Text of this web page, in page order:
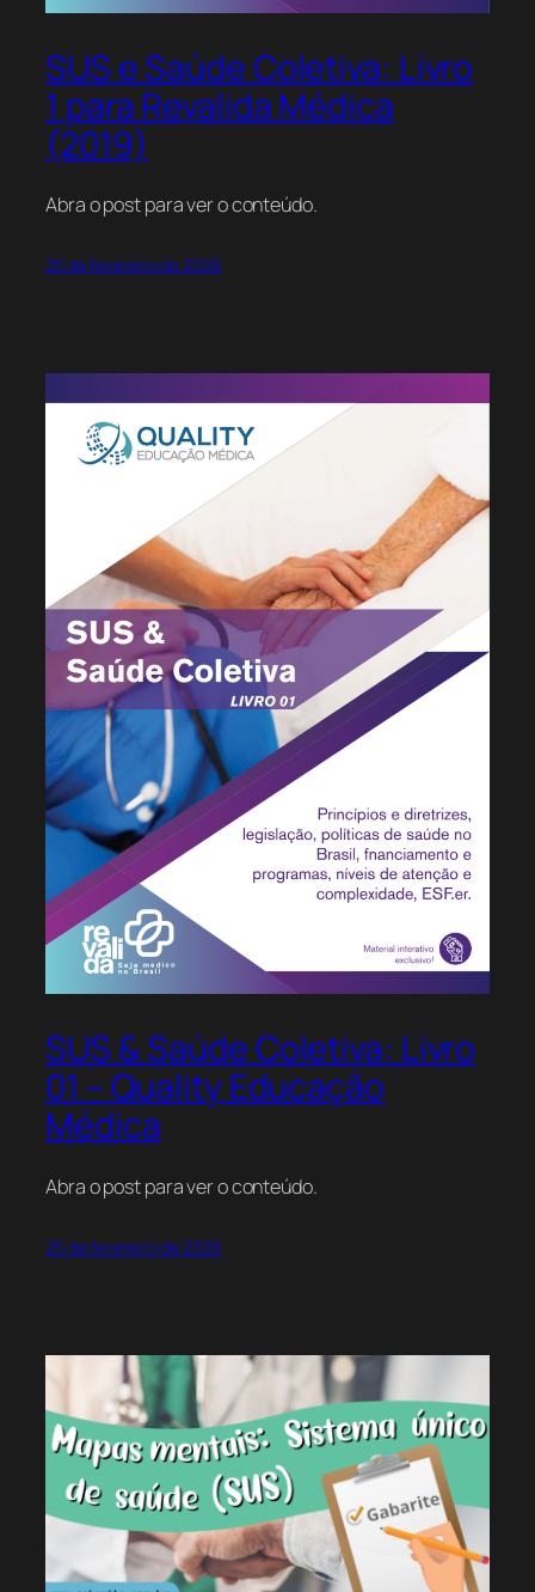
SUS e Saúde Coletiva: Livro
1 para Revalida Médica
(2019)
Abra o post para ver o conteúdo.
25 de fevereiro de 2026
SUS & Saúde Coletiva: Livro
01 – Quality Educação
Médica
Abra o post para ver o conteúdo.
25 de fevereiro de 2026